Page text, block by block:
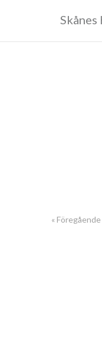
« Föregående